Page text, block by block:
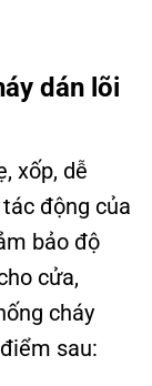
dán lõi
xốp, dễ
động của
bảo độ
cửa,
cháy
sau: